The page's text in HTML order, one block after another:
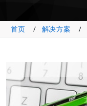
首页 解决方案